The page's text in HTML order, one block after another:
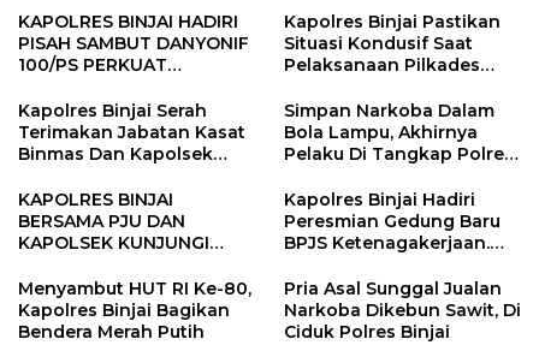
KAPOLRES BINJAI HADIRI
PISAH SAMBUT DANYONIF
100/PS PERKUAT
Kapolres Binjai Pastikan
Situasi Kondusif Saat
Pelaksanaan Pilkades
Kapolres Binjai Serah
Terimakan Jabatan Kasat
Binmas Dan Kapolsek
Simpan Narkoba Dalam
Bola Lampu, Akhirnya
Pelaku Di Tangkap Polres
KAPOLRES BINJAI
BERSAMA PJU DAN
KAPOLSEK KUNJUNGI
BINJAI
Kapolres Binjai Hadiri
Peresmian Gedung Baru
BPJS Ketenagakerjaan.
Menyeluruh bagi Pekerja”
Menyambut HUT RI Ke-80,
Kapolres Binjai Bagikan
Bendera Merah Putih
Pria Asal Sunggal Jualan
Narkoba Dikebun Sawit, Di
Ciduk Polres Binjai